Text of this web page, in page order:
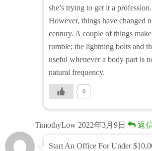
she’s trying to get it a profession.
However, things have changed
century. A couple of things
rumble; the lightning bolts and
useful whenever a body part is
natural frequency.
0
TimothyLow 2022年3月9日 返
Start An Office For Under